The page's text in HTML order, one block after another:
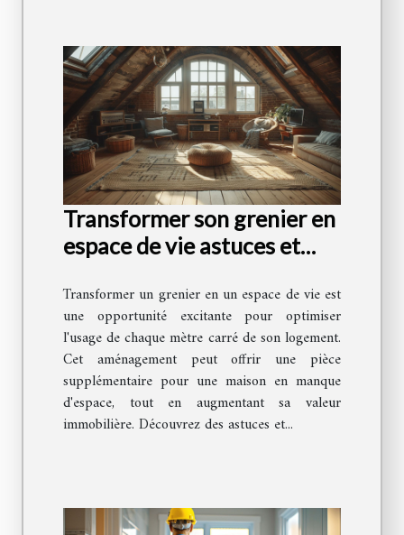
Transformer son grenier en
espace de vie astuces et
Transformer un grenier en un espace de vie est
une opportunité excitante pour optimiser
l'usage de chaque mètre carré de son logement.
Cet aménagement peut offrir une pièce
supplémentaire pour une maison en manque
d'espace, tout en augmentant sa valeur
immobilière. Découvrez des astuces et...